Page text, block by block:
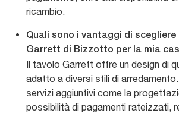
ricambio.
Quali sono i vantaggi di scegliere
Garrett di Bizzotto per la mia
Il tavolo Garrett offre un design di
adatto a diversi stili di
servizi aggiuntivi come la
possibilità di pagamenti rateizzati,